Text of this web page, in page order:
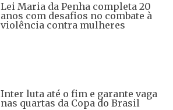
Lei Maria da Penha completa 20
anos com desafios no combate à
violência contra mulheres
Inter luta até o fim e garante vaga
nas quartas da Copa do Brasil